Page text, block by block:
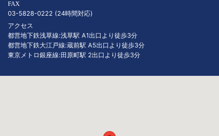
FAX
03-5828-0222 (24時間対応)
アクセス
都営地下鉄浅草線:浅草駅 A1出口より徒歩3分
都営地下鉄大江戸線:蔵前駅 A5出口より徒歩3分
東京メトロ銀座線:田原町駅 2出口より徒歩3分